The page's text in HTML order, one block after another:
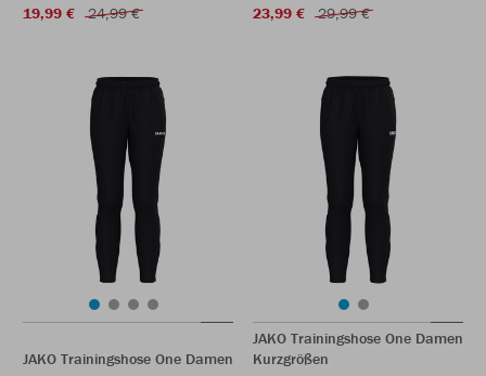
19,99 €
24,99 €
23,99 €
29,99 €
JAKO Trainingshose One Damen
JAKO Trainingshose One Damen
Kurzgrößen